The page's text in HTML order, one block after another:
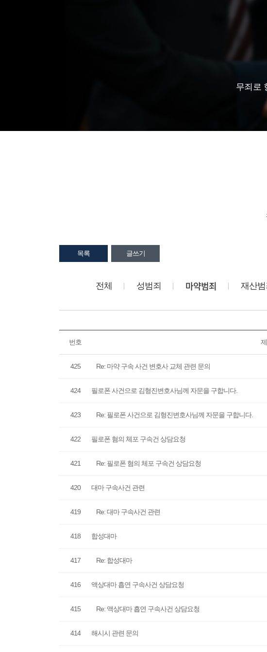
무죄로
목록 글쓰기
전체 성범죄 마약범죄 재산범
번호
425 Re: 마약 구속 사건 변호사 교체 관련 문의
424 필로폰 사건으로 김형진변호사님께 자문을 구합니다.
423 Re: 필로폰 사건으로 김형진변호사님께 자문을 구합니다.
422 필로폰 혐의 체포 구속건 상담요청
421 Re: 필로폰 혐의 체포 구속건 상담요청
420 대마 구속사건 관련
419 Re: 대마 구속사건 관련
418 합성대마
417 Re: 합성대마
416 액상대마 흡연 구속사건 상담요청
415 Re: 액상대마 흡연 구속사건 상담요청
414 해시시 관련 문의